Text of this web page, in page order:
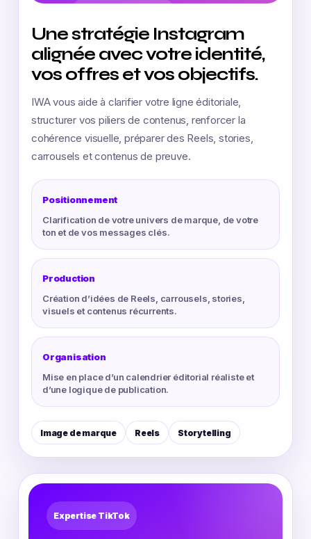
Une stratégie Instagram
alignée avec votre identité,
vos offres et vos objectifs.
IWA vous aide à clarifier votre ligne éditoriale,
structurer vos piliers de contenus, renforcer la
cohérence visuelle, préparer des Reels, stories,
carrousels et contenus de preuve.
Positionnement
Clarification de votre univers de marque, de votre
ton et de vos messages clés.
Production
Création d’idées de Reels, carrousels, stories,
visuels et contenus récurrents.
Organisation
Mise en place d’un calendrier éditorial réaliste et
d’une logique de publication.
Image de marque Reels Storytelling
Expertise TikTok